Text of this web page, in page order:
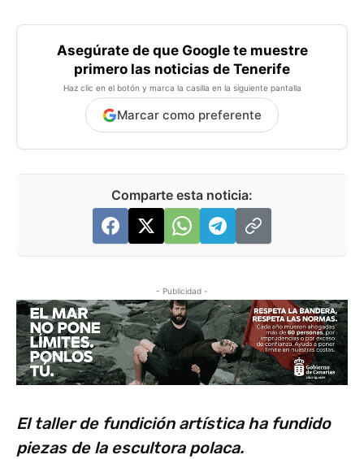
Asegúrate de que Google te muestre
primero las noticias de Tenerife
Haz clic en el botón y marca la casilla en la siguiente pantalla
Marcar como preferente
Comparte esta noticia:
- Publicidad -
El taller de fundición artística ha fundido
piezas de la escultora polaca.